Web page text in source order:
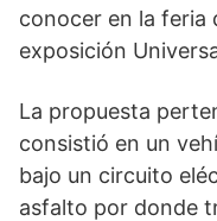
conocer en la feria
exposición
La propuesta
consistió en un
bajo un circuito
asfalto por donde